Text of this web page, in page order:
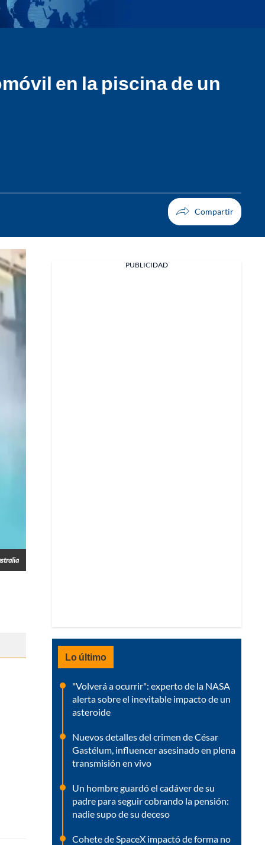
en la piscina de un
PUBLICIDAD
Lo último
"Volverá a ocurrir": experto de la NASA
alerta sobre el inevitable impacto de un
asteroide
Nuevos detalles del crimen de César
Gastélum, influencer asesinado en plena
transmisión en vivo
Un hombre guardó el cadáver de su
padre para seguir cobrando la pensión:
nadie supo de su deceso
Cohete de SpaceX impactó de forma no